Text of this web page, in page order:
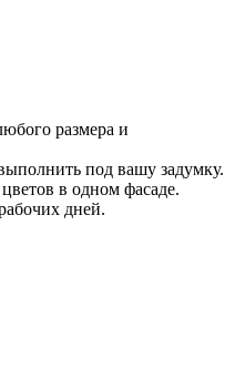
размера и
под вашу задумку.
в одном фасаде.
дней.